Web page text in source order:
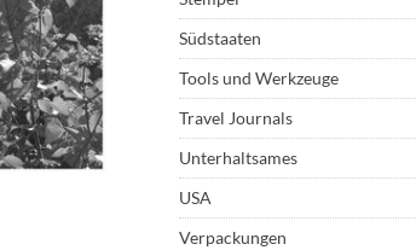
Südstaaten
Tools und Werkzeuge
Travel Journals
Unterhaltsames
USA
Verpackungen